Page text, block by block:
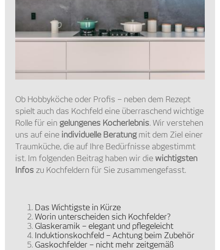
Ob Hobbyköche oder Profis – neben dem Rezept
spielt auch das Kochfeld eine überraschend wichtige
Rolle für ein gelungenes Kocherlebnis. Wir verstehen
uns auf eine individuelle Beratungmit dem Ziel einer
Traumküche, die auf Ihre Bedürfnisse abgestimmt
ist. Im folgenden Beitrag haben wir diewichtigsten
Infos zu Kochfeldern für Sie zusammengefasst.
Das Wichtigste in Kürze
Worin unterscheiden sich Kochfelder?
Glaskeramik – elegant und pflegeleicht
Induktionskochfeld – Achtung beim Zubehör
Gaskochfelder – nicht mehr zeitgemäß